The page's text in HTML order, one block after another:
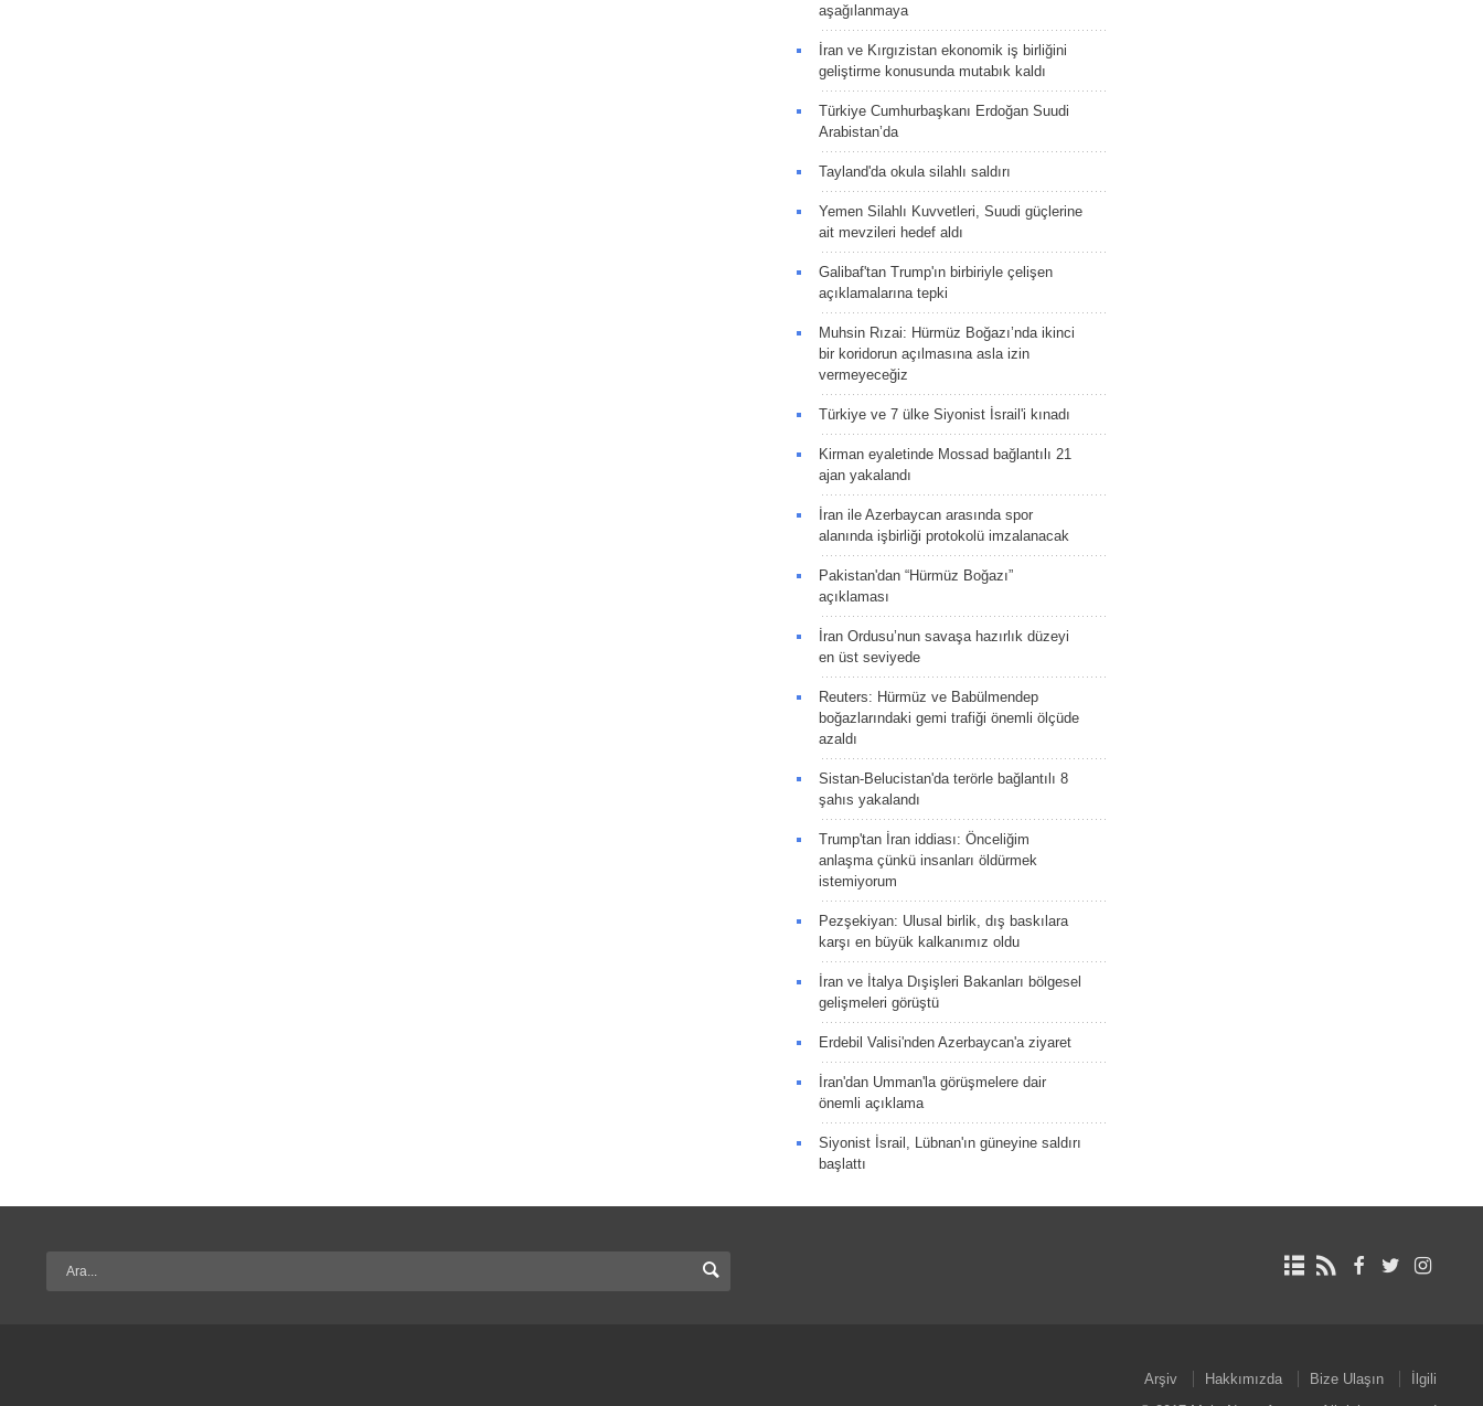
aşağılanmaya
İran ve Kırgızistan ekonomik iş birliğini
geliştirme konusunda mutabık kaldı
Türkiye Cumhurbaşkanı Erdoğan Suudi
Arabistan’da
Tayland'da okula silahlı saldırı
Yemen Silahlı Kuvvetleri, Suudi güçlerine
ait mevzileri hedef aldı
Galibaf'tan Trump'ın birbiriyle çelişen
açıklamalarına tepki
Muhsin Rızai: Hürmüz Boğazı’nda ikinci
bir koridorun açılmasına asla izin
vermeyeceğiz
Türkiye ve 7 ülke Siyonist İsrail'i kınadı
Kirman eyaletinde Mossad bağlantılı 21
ajan yakalandı
İran ile Azerbaycan arasında spor
alanında işbirliği protokolü imzalanacak
Pakistan'dan “Hürmüz Boğazı”
açıklaması
İran Ordusu’nun savaşa hazırlık düzeyi
en üst seviyede
Reuters: Hürmüz ve Babülmendep
boğazlarındaki gemi trafiği önemli ölçüde
azaldı
Sistan-Belucistan'da terörle bağlantılı 8
şahıs yakalandı
Trump'tan İran iddiası: Önceliğim
anlaşma çünkü insanları öldürmek
istemiyorum
Pezşekiyan: Ulusal birlik, dış baskılara
karşı en büyük kalkanımız oldu
İran ve İtalya Dışişleri Bakanları bölgesel
gelişmeleri görüştü
Erdebil Valisi'nden Azerbaycan'a ziyaret
İran'dan Umman'la görüşmelere dair
önemli açıklama
Siyonist İsrail, Lübnan'ın güneyine saldırı
başlattı
Arşiv Hakkımızda Bize Ulaşın
İlgili